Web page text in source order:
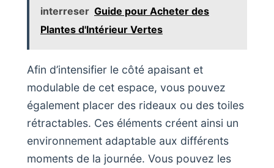
interreser Guide pour Acheter des
Plantes d'Intérieur Vertes
Afin d’intensifier le côté apaisant et
modulable de cet espace, vous pouvez
également placer des rideaux ou des toiles
rétractables. Ces éléments créent ainsi un
environnement adaptable aux différents
moments de la journée. Vous pouvez les